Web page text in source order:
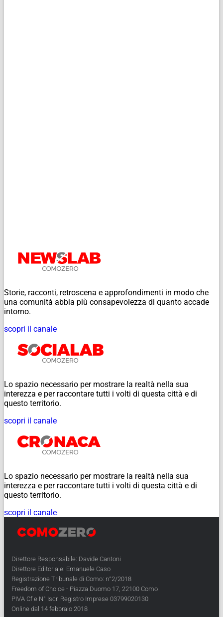
Storie, racconti, retroscena e approfondimenti in modo che
una comunità abbia più consapevolezza di quanto accade
intorno.
scopri il canale
Lo spazio necessario per mostrare la realtà nella sua
interezza e per raccontare tutti i volti di questa città e di
questo territorio.
scopri il canale
Lo spazio necessario per mostrare la realtà nella sua
interezza e per raccontare tutti i volti di questa città e di
questo territorio.
scopri il canale
Direttore Responsabile: Davide Cantoni
Direttore Editoriale: Emanuele Caso
Registrazione Tribunale di Como: n°2/2018
Freedom of Choice - Piazza Duomo 17, 22100 Como
PIVA Cf e N° Iscr. Registro Imprese 03799020130
Online dal 14 febbraio 2018